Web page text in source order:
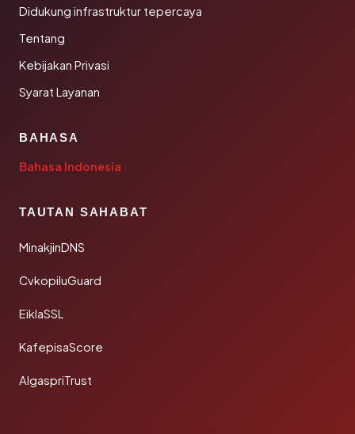
Didukung infrastruktur tepercaya
Tentang
Kebijakan Privasi
Syarat Layanan
BAHASA
Bahasa Indonesia
TAUTAN SAHABAT
MinakjinDNS
CvkopiluGuard
EiklaSSL
KafepisaScore
AlgaspriTrust